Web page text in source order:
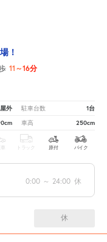
！
11～16分
屋外 駐車台数 1台
車高 250cm
トラック 原付 バイク
0:00 ～ 24:00 休
休